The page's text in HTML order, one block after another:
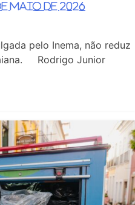
maio de 2026
pelo Inema, não reduz
Rodrigo Junior